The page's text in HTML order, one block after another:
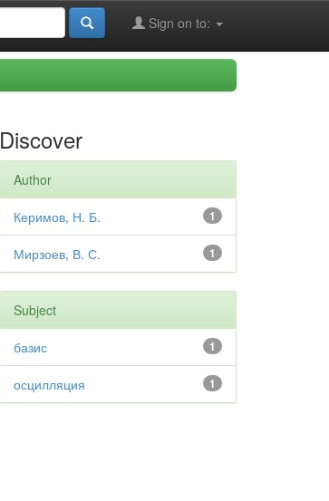
Sign on to:
Discover
Author
1
Керимов, Н. Б.
1
Мирзоев, В. С.
Subject
1
базис
1
осцилляция